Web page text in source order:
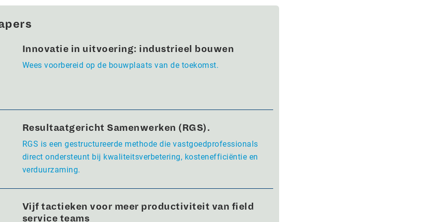
Innovatie in uitvoering: industrieel bouwen
Wees voorbereid op de bouwplaats van de toekomst.
Resultaatgericht Samenwerken (RGS).
RGS is een gestructureerde methode die vastgoedprofessionals
direct ondersteunt bij kwaliteitsverbetering, kostenefficiëntie en
verduurzaming.
Vijf tactieken voor meer productiviteit van field
service teams